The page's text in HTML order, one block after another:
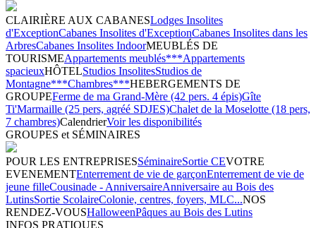
CLAIRIÈRE AUX CABANESLodges Insolites
d'ExceptionCabanes Insolites d'ExceptionCabanes Insolites dans les
ArbresCabanes Insolites IndoorMEUBLÉS DE
TOURISMEAppartements meublés***Appartements
spacieuxHÔTELStudios InsolitesStudios de
Montagne***Chambres***HEBERGEMENTS DE
GROUPEFerme de ma Grand-Mère (42 pers. 4 épis)Gîte
Ti'Marmaille (25 pers, agréé SDJES)Chalet de la Moselotte (18 pers,
7 chambres)CalendrierVoir les disponibilités
GROUPES et SÉMINAIRES
POUR LES ENTREPRISESSéminaireSortie CEVOTRE
EVENEMENTEnterrement de vie de garçonEnterrement de vie de
jeune filleCousinade - AnniversaireAnniversaire au Bois des
LutinsSortie ScolaireColonie, centres, foyers, MLC...NOS
RENDEZ-VOUSHalloweenPâques au Bois des Lutins
INFOS PRATIQUES